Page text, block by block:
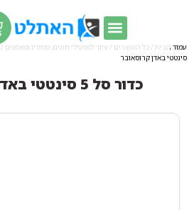
עמוד הבית / כל המוצרים / ציוד למפעילי חוגים, סטודיו ומאמנים /
סינטטי באדן קרוסאובר
כדור סל 5 סינטטי באדן קרוסאובר